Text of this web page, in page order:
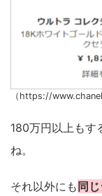
（https://
180万円以上もす
ね。
それ以外にも 同